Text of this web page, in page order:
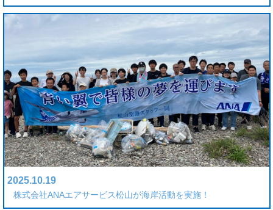
2025.10.19
株式会社ANAエアサービス松山が海岸活動を実施！